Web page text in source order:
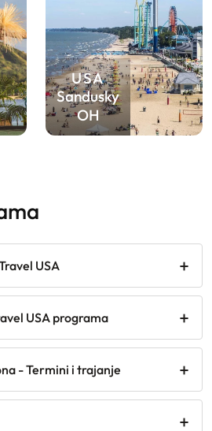
USA
Sandusky
OH
USA
USA programa
- Termini i trajanje